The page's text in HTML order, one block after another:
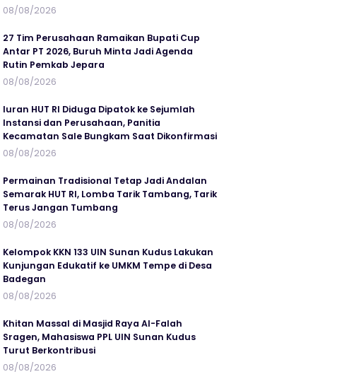
08/08/2026
27 Tim Perusahaan Ramaikan Bupati Cup
Antar PT 2026, Buruh Minta Jadi Agenda
Rutin Pemkab Jepara
08/08/2026
Iuran HUT RI Diduga Dipatok ke Sejumlah
Instansi dan Perusahaan, Panitia
Kecamatan Sale Bungkam Saat Dikonfirmasi
08/08/2026
Permainan Tradisional Tetap Jadi Andalan
Semarak HUT RI, Lomba Tarik Tambang, Tarik
Terus Jangan Tumbang
08/08/2026
Kelompok KKN 133 UIN Sunan Kudus Lakukan
Kunjungan Edukatif ke UMKM Tempe di Desa
Badegan
08/08/2026
Khitan Massal di Masjid Raya Al-Falah
Sragen, Mahasiswa PPL UIN Sunan Kudus
Turut Berkontribusi
08/08/2026